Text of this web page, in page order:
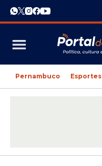
Pernambuco Esportes